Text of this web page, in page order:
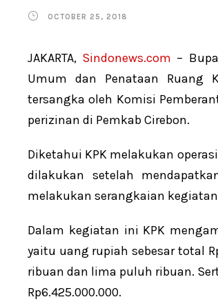
OCTOBER 25, 2018
JAKARTA, Sindonews.com –
Umum dan Penataan Ruang
tersangka oleh Komisi
perizinan di Pemkab Cirebon.
Diketahui KPK melakukan
dilakukan setelah
melakukan serangkaian
Dalam kegiatan ini KPK
yaitu uang rupiah sebesar total
ribuan dan lima puluh ribuan.
Rp6.425.000.000.